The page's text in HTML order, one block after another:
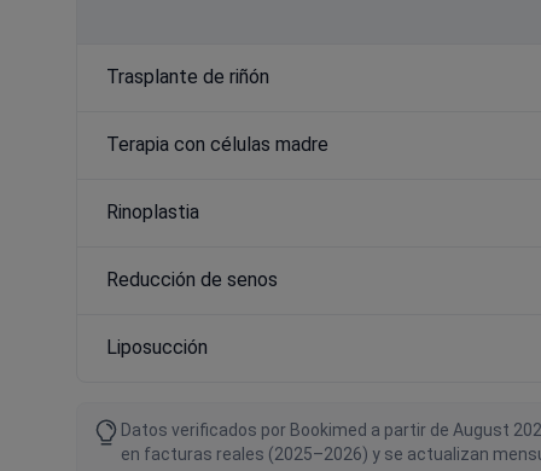
Trasplante de riñón
Terapia con células madre
Rinoplastia
Reducción de senos
Liposucción
Datos verificados por Bookimed a partir de August
en facturas reales (2025–2026) y se actualizan